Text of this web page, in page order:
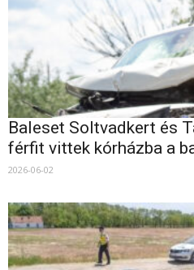
Baleset Soltvadkert és
férfit vittek kórházba a
2026-06-02